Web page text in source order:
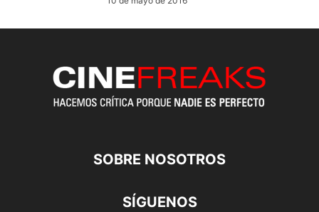
SOBRE NOSOTROS
SÍGUENOS